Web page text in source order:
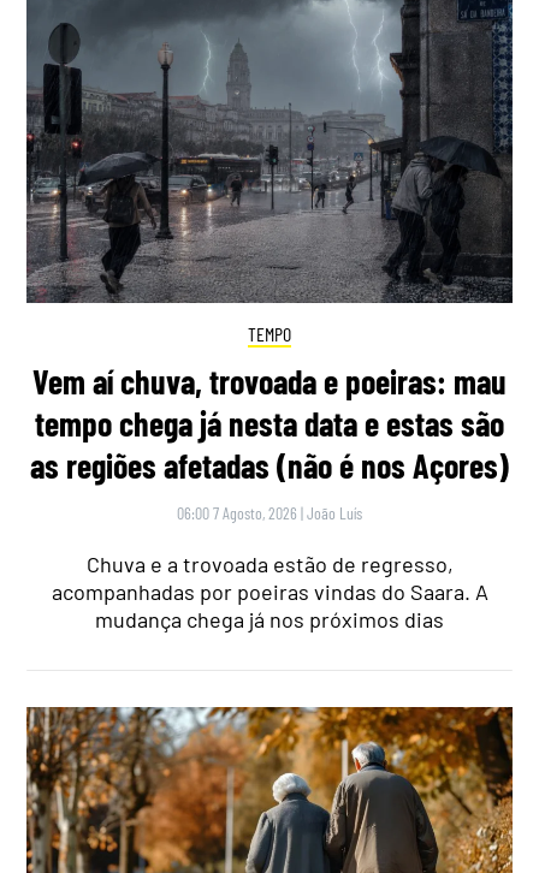
TEMPO
Vem aí chuva, trovoada e poeiras: mau
tempo chega já nesta data e estas são
as regiões afetadas (não é nos Açores)
06:00 7 Agosto, 2026 |João Luís
Chuva e a trovoada estão de regresso,
acompanhadas por poeiras vindas do Saara. A
mudança chega já nos próximos dias